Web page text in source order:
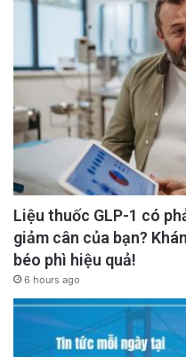
Liệu thuốc GLP-1 có
giảm cân của bạn?
béo phì hiệu quả!
6 hours ago